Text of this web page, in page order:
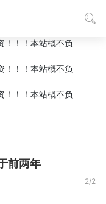
前两年
2/2